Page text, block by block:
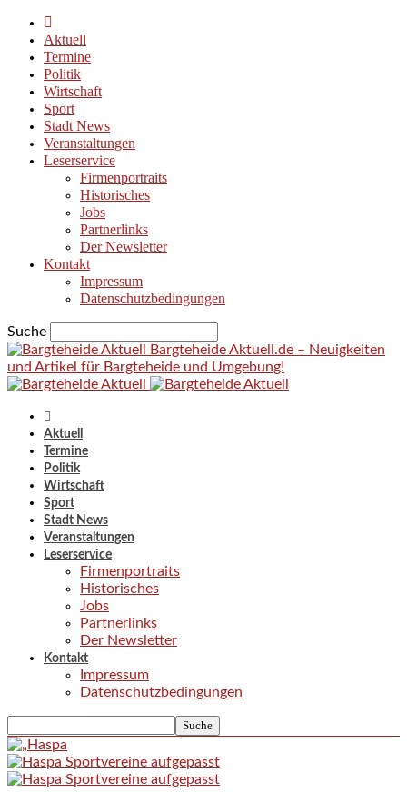
Aktuell
Termine
Politik
Wirtschaft
Sport
Stadt News
Veranstaltungen
Leserservice
Firmenportraits
Historisches
Jobs
Partnerlinks
Der Newsletter
Kontakt
Impressum
Datenschutzbedingungen
Suche
Bargteheide Aktuell.de – Neuigkeiten
und Artikel für Bargteheide und Umgebung!
Aktuell
Termine
Politik
Wirtschaft
Sport
Stadt News
Veranstaltungen
Leserservice
Firmenportraits
Historisches
Jobs
Partnerlinks
Der Newsletter
Kontakt
Impressum
Datenschutzbedingungen